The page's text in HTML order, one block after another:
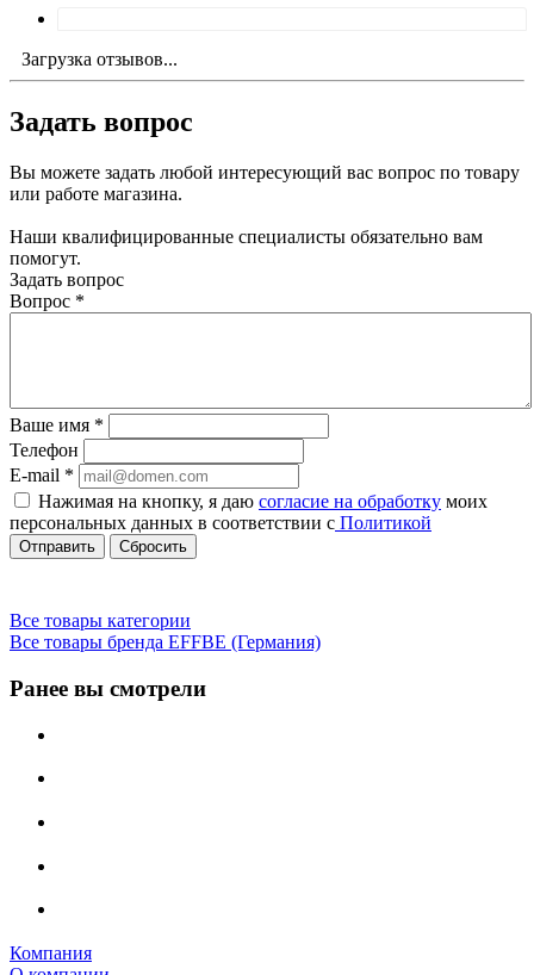
Загрузка отзывов...
Задать вопрос
Вы можете задать любой интересующий вас вопрос по товару
или работе магазина.
Наши квалифицированные специалисты обязательно вам
помогут.
Задать вопрос
Вопрос *
Ваше имя *
Телефон
E-mail *
Нажимая на кнопку, я даю согласие на обработку моих
персональных данных в соответствии с Политикой
Сбросить
Все товары категории
Все товары бренда EFFBE (Германия)
Ранее вы смотрели
Компания